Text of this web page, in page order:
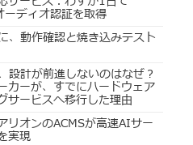
ディオ認証を取得
、動作確認と焼き込みテスト
設計が前進しないのはなぜ？
カーが、すでにハードウェア
サービスへ移行した理由
リオンのACMSが高速AIサー
実現